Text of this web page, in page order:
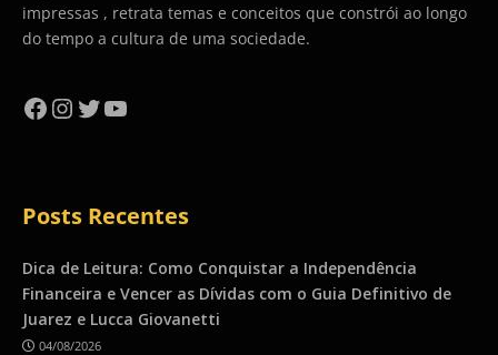
impressas , retrata temas e conceitos que constrói ao longo
do tempo a cultura de uma sociedade.
Facebook
Instagram
Twitter
YouTube
Posts Recentes
Dica de Leitura: Como Conquistar a Independência
Financeira e Vencer as Dívidas com o Guia Definitivo de
Juarez e Lucca Giovanetti
04/08/2026